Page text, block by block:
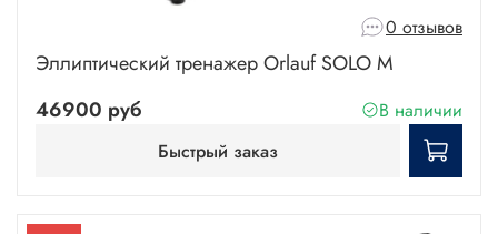
0 отзывов
Эллиптический тренажер Orlauf SOLO М
46900 руб
В наличии
Быстрый заказ